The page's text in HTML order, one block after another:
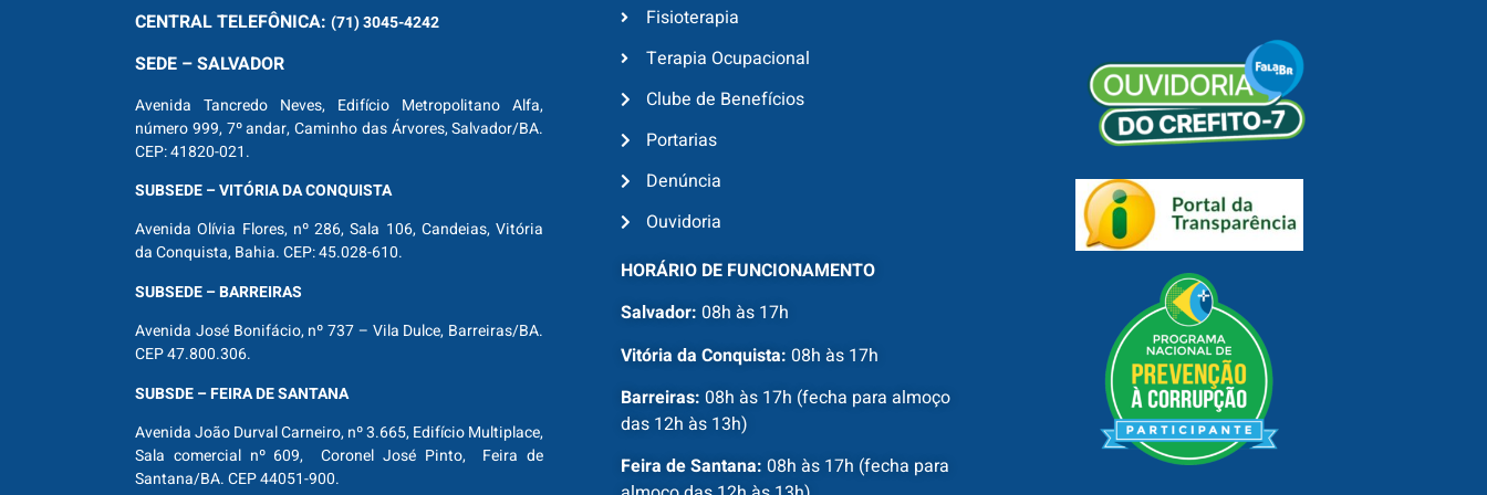
CENTRALTELEFÔNICA: (71) 3045-4242
SEDE – SALVADOR
Avenida Tancredo Neves, Edifício Metropolitano Alfa,
número 999, 7º andar, Caminho das Árvores, Salvador/BA.
CEP: 41820-021.
SUBSEDE – VITÓRIA DA CONQUISTA
Avenida Olívia Flores, nº 286, Sala 106, Candeias, Vitória
da Conquista, Bahia. CEP: 45.028-610.
SUBSEDE – BARREIRAS
Avenida José Bonifácio, nº 737 – Vila Dulce, Barreiras/BA.
CEP 47.800.306.
SUBSDE – FEIRA DE SANTANA
Avenida João Durval Carneiro, nº 3.665, Edifício Multiplace,
Sala comercial nº 609, Coronel José Pinto, Feira de
Santana/BA. CEP 44051-900.
Fisioterapia
Terapia Ocupacional
Clube de Benefícios
Portarias
Denúncia
Ouvidoria
HORÁRIO DE FUNCIONAMENTO
Salvador: 08h às 17h
Vitória da Conquista: 08h às 17h
Barreiras: 08h às 17h (fecha para almoço
das 12h às 13h)
Feira de Santana: 08h às 17h (fecha para